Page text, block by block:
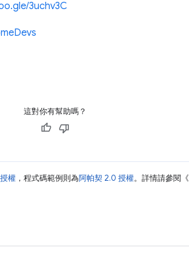
3uchv3C
這對你有幫助嗎？
權 ，程式碼範例則為阿帕契 2.0 授權。詳情請參閱《